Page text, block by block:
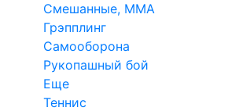
Смешанные, ММА
Грэпплинг
Самооборона
Рукопашный бой
Еще
Теннис